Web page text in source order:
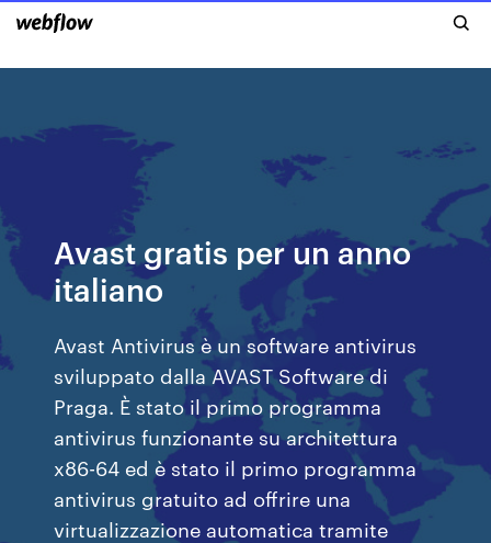
Avast gratis per un anno
italiano
Avast Antivirus è un software antivirus
sviluppato dalla AVAST Software di
Praga. È stato il primo programma
antivirus funzionante su architettura
x86-64 ed è stato il primo programma
antivirus gratuito ad offrire una
virtualizzazione automatica tramite